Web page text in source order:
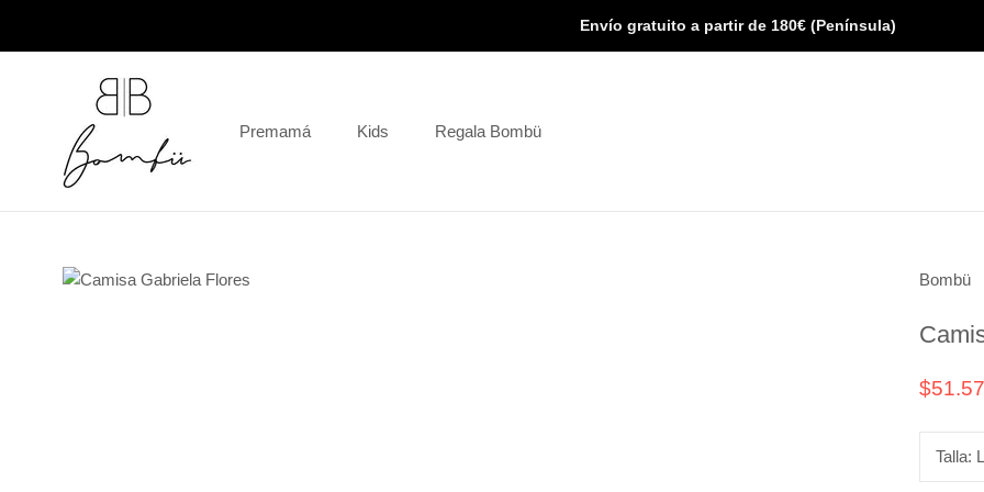
Envío gratuito a partir de 180€ (Península)
Premamá Kids Regala Bombü
Bombü
$51.57
Talla: L